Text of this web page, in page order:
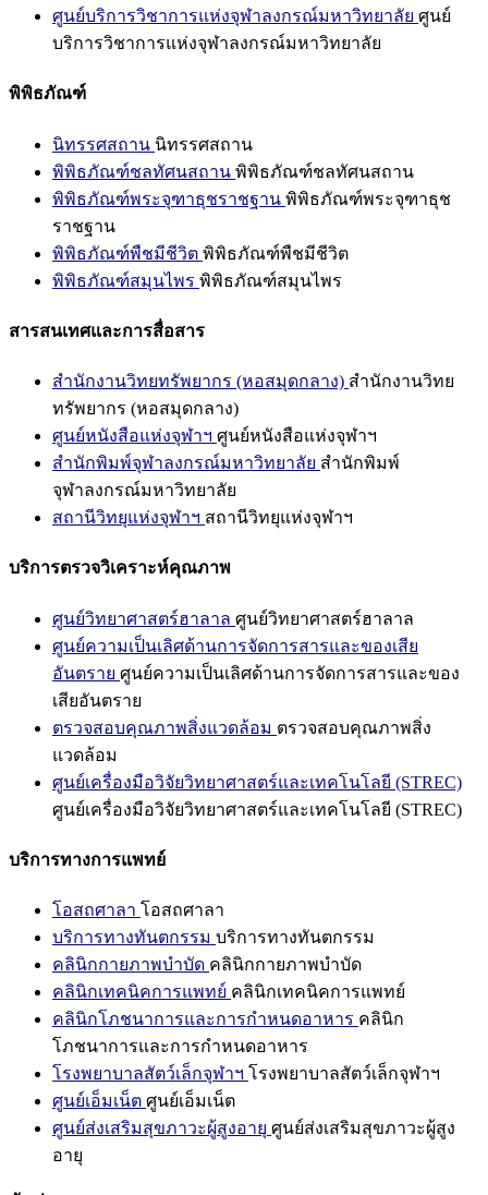
ศูนย์บริการวิชาการแห่งจุฬาลงกรณ์มหาวิทยาลัย ศูนย์
บริการวิชาการแห่งจุฬาลงกรณ์มหาวิทยาลัย
พิพิธภัณฑ์
นิทรรศสถาน นิทรรศสถาน
พิพิธภัณฑ์ชลทัศนสถาน พิพิธภัณฑ์ชลทัศนสถาน
พิพิธภัณฑ์พระจุฑาธุชราชฐาน พิพิธภัณฑ์พระจุฑาธุช
ราชฐาน
พิพิธภัณฑ์พืชมีชีวิต พิพิธภัณฑ์พืชมีชีวิต
พิพิธภัณฑ์สมุนไพร พิพิธภัณฑ์สมุนไพร
สารสนเทศและการสื่อสาร
สำนักงานวิทยทรัพยากร (หอสมุดกลาง) สำนักงานวิทย
ทรัพยากร (หอสมุดกลาง)
ศูนย์หนังสือแห่งจุฬาฯ ศูนย์หนังสือแห่งจุฬาฯ
สำนักพิมพ์จุฬาลงกรณ์มหาวิทยาลัย สำนักพิมพ์
จุฬาลงกรณ์มหาวิทยาลัย
สถานีวิทยุแห่งจุฬาฯ สถานีวิทยุแห่งจุฬาฯ
บริการตรวจวิเคราะห์คุณภาพ
ศูนย์วิทยาศาสตร์ฮาลาล ศูนย์วิทยาศาสตร์ฮาลาล
ศูนย์ความเป็นเลิศด้านการจัดการสารและของเสีย
อันตราย ศูนย์ความเป็นเลิศด้านการจัดการสารและของ
เสียอันตราย
ตรวจสอบคุณภาพสิ่งแวดล้อม ตรวจสอบคุณภาพสิ่ง
แวดล้อม
ศูนย์เครื่องมือวิจัยวิทยาศาสตร์และเทคโนโลยี (STREC)
ศูนย์เครื่องมือวิจัยวิทยาศาสตร์และเทคโนโลยี (STREC)
บริการทางการแพทย์
โอสถศาลา โอสถศาลา
บริการทางทันตกรรม บริการทางทันตกรรม
คลินิกกายภาพบำบัด คลินิกกายภาพบำบัด
คลินิกเทคนิคการแพทย์ คลินิกเทคนิคการแพทย์
คลินิกโภชนาการและการกำหนดอาหาร คลินิก
โภชนาการและการกำหนดอาหาร
โรงพยาบาลสัตว์เล็กจุฬาฯ โรงพยาบาลสัตว์เล็กจุฬาฯ
ศูนย์เอ็มเน็ต ศูนย์เอ็มเน็ต
ศูนย์ส่งเสริมสุขภาวะผู้สูงอายุ ศูนย์ส่งเสริมสุขภาวะผู้สูง
อายุ